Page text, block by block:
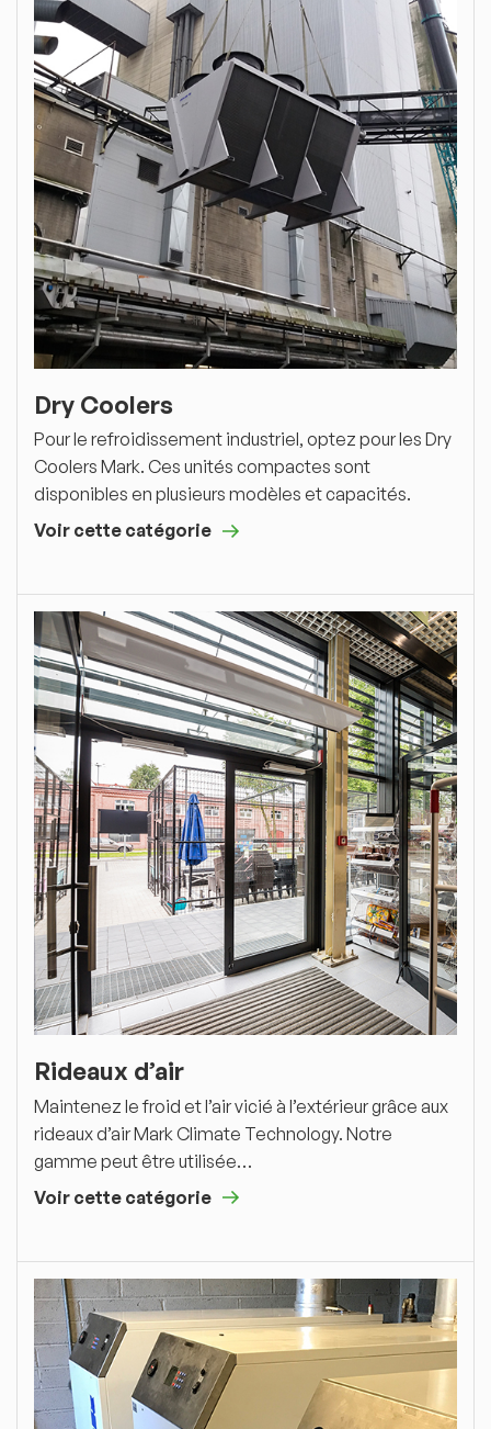
Dry Coolers
Pour le refroidissement industriel, optez pour les Dry
Coolers Mark. Ces unités compactes sont
disponibles en plusieurs modèles et capacités.
Voir cette catégorie
Rideaux d’air
Maintenez le froid et l’air vicié à l’extérieur grâce aux
rideaux d’air Mark Climate Technology. Notre
gamme peut être utilisée…
Voir cette catégorie